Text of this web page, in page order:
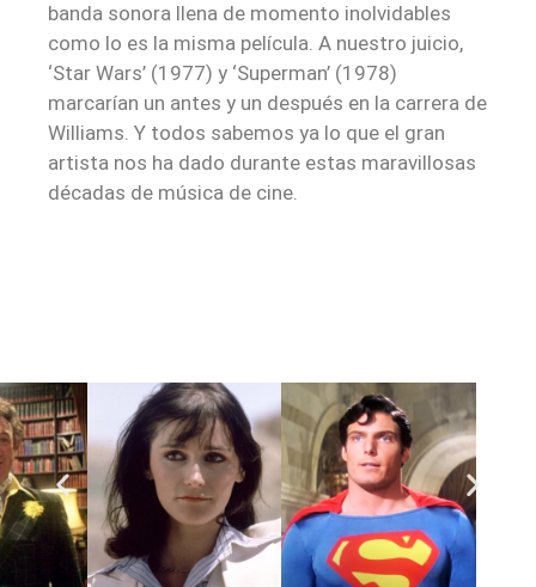
banda sonora llena de momento inolvidables
como lo es la misma película. A nuestro juicio,
‘Star Wars’ (1977) y ‘Superman’ (1978)
marcarían un antes y un después en la carrera de
Williams. Y todos sabemos ya lo que el gran
artista nos ha dado durante estas maravillosas
décadas de música de cine.